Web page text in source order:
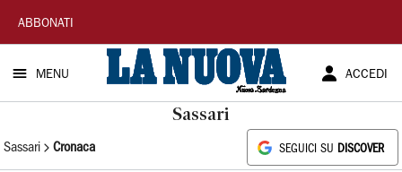
La
Nuova
Sardegna
ABBONATI
MENU ACCEDI
Sassari
Sassari Cronaca SEGUICI SU DISCOVER